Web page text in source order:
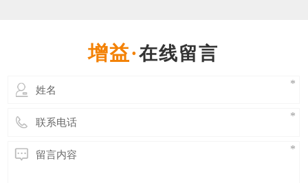
是发展至今SQ共模电感已经开始受到各行业
在线留言